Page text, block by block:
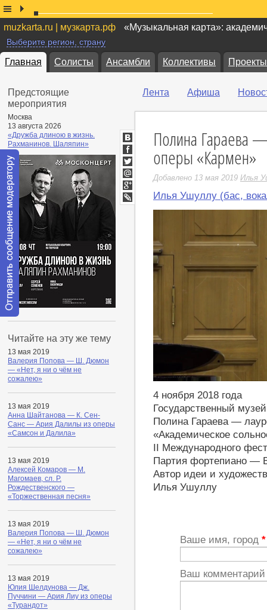
muzkarta.ru | музкарта.рф «Музыкальная карта»:
Выберите регион, страну
Главная Солисты Ансамбли Коллективы Проекты
Предстоящие
мероприятия
Москва
13 августа 2026
«Дружба длиною в жизнь.
Рахманинов. Шаляпин»
Читайте на эту же тему
13 мая 2019
Валерия Попова — Ш. Дюмон
— «Нет, я ни о чём не
сожалею»
13 мая 2019
Анна Шайтанова — К. Сен-
Санс — Ария Далилы из оперы
«Самсон и Далила»
13 мая 2019
Алексей Комаров — М.
Магомаев, сл. Р.
Рождественского —
«Торжественная песня»
13 мая 2019
Валерия Попова — Ш. Дюмон
— «Нет, я ни о чём не
сожалею»
13 мая 2019
Юлия Шелдунова — Дж.
Пуччини — Ария Лиу из оперы
«Турандот»
Лента Афиша
Полина Гараева
оперы «Кармен»
Добавлено 13 мая 2019 Илья
Илья Ушуллу (бас,
4 ноября 2018 года
Государственный
Полина Гараева —
«Академическое
II Международного
Партия фортепиано —
Автор идеи и
Илья Ушуллу
ВКонтакте
Facebook
Twitter
Мой
Мир
Google+
LiveJournal
Ваше имя, город *
Ваш
Отправить
модератору